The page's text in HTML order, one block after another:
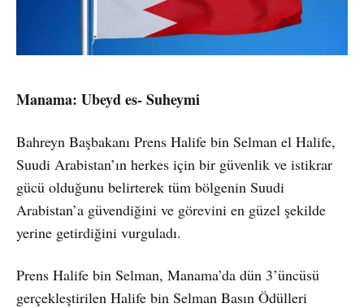
Manama: Ubeyd es- Suheymi
Bahreyn Başbakanı Prens Halife bin Selman el Halife,
Suudi Arabistan’ın herkes için bir güvenlik ve istikrar
gücü olduğunu belirterek tüm bölgenin Suudi
Arabistan’a güvendiğini ve görevini en güzel şekilde
yerine getirdiğini vurguladı.
Prens Halife bin Selman, Manama’da dün 3’üncüsü
gerçekleştirilen Halife bin Selman Basın Ödülleri